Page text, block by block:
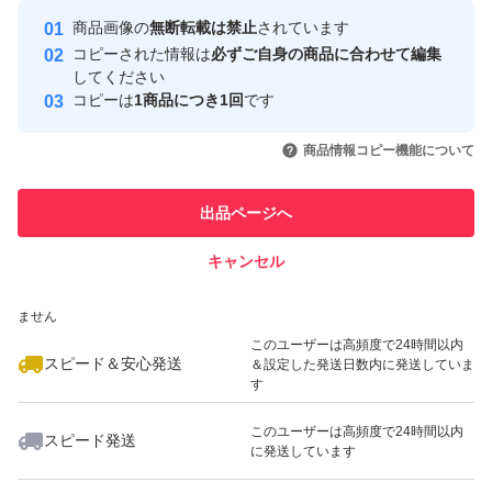
安心取引出品者
心・安全なユーザーです
取引実績
引を完了させた実績があります
での取引実績があります
ません
スピード＆安心発送
このユーザーは高頻度で24時間以内
＆設定した発送日数内に発送していま
す
スピード発送
このユーザーは高頻度で24時間以内
に発送しています
商品画像の無断転載は禁止されています
コピーされた情報は必ずご自身の商品に合わせて編集
してください
コピーは1商品につき1回です
商品情報コピー機能について
出品ページへ
キャンセル
いいね！
1,630